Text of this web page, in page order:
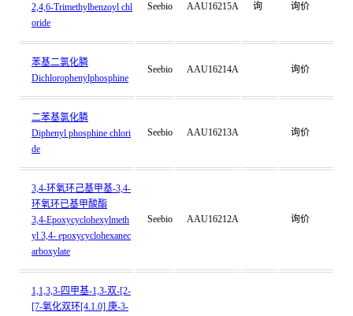
2,4,6-Trimethylbenzoyl chl
oride
Seebio AAU16215A 询 询价
苯基二氯化膦
Dichlorophenylphosphine
Seebio AAU16214A 询价
二苯基氯化膦
Diphenyl phosphine chlori
de
Seebio AAU16213A 询价
3,4-环氧环己基甲基-3,4-
环氧环已基甲酸酯
3,4-Epoxycyclohexylmeth
yl 3,4- epoxycyclohexanec
arboxylate
Seebio AAU16212A 询价
1,1,3,3-四甲基-1,3-双-[2-
[7-氧化双环[4.1.0] 庚-3-